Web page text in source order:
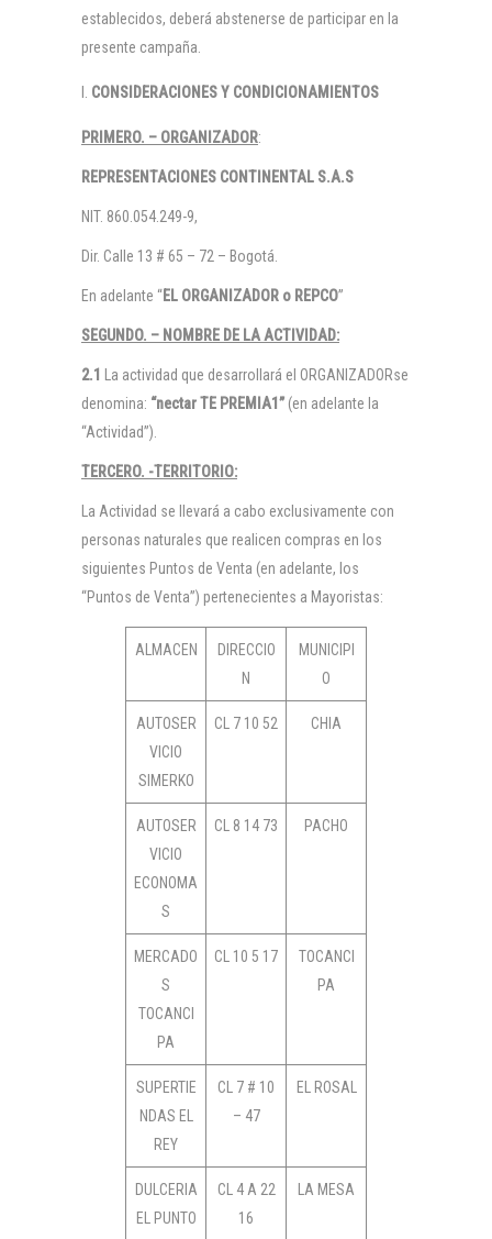
establecidos, deberá abstenerse de participar en la
presente campaña.
CONSIDERACIONES Y CONDICIONAMIENTOS
PRIMERO. – ORGANIZADOR:
REPRESENTACIONES CONTINENTAL S.A.S
NIT. 860.054.249-9,
Dir. Calle 13 # 65 – 72 – Bogotá.
En adelante “EL ORGANIZADOR o REPCO”
SEGUNDO. – NOMBRE DE LA ACTIVIDAD:
2.1
La actividad que desarrollará el ORGANIZADORse
denomina: “nectar TE PREMIA1 ” (en adelante la
“Actividad”).
TERCERO. -TERRITORIO:
La Actividad se llevará a cabo exclusivamente con
personas naturales que realicen compras en los
siguientes Puntos de Venta (en adelante, los
“Puntos de Venta”) pertenecientes a Mayoristas:
ALMACEN
DIRECCIO
N
MUNICIPI
O
AUTOSER
VICIO
SIMERKO
CL 7 10 52 CHIA
AUTOSER
VICIO
ECONOMA
S
CL 8 14 73 PACHO
MERCADO
S
TOCANCI
PA
CL 10 5 17
TOCANCI
PA
SUPERTIE
NDAS EL
REY
CL 7 # 10
– 47
EL ROSAL
DULCERIA
EL PUNTO
CL 4 A 22
16
LA MESA